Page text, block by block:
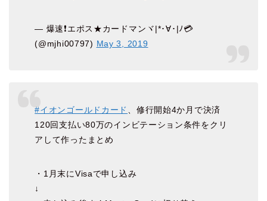
— 爆速❗エポス★カードマンヾ|*･∀･|ﾉ💳
(@mjhi00797) May 3, 2019
#イオンゴールドカード 、修行開始4か月で決済
120回支払い80万のインビテーション条件をクリ
アして作ったまとめ
・1月末にVisaで申し込み
↓